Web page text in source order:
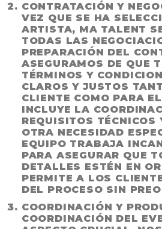
CONTRATACIÓN Y
VEZ QUE SE HA
ARTISTA, MA TALENT
TODAS LAS
PREPARACIÓN DEL
ASEGURAMOS DE QUE
TÉRMINOS Y
CLAROS Y JUSTOS
CLIENTE COMO PARA
INCLUYE LA
REQUISITOS TÉCNICOS
OTRA NECESIDAD
EQUIPO TRABAJA
PARA ASEGURAR QUE
DETALLES ESTÉN EN
PERMITE A LOS
DEL PROCESO SIN
COORDINACIÓN Y
COORDINACIÓN DEL